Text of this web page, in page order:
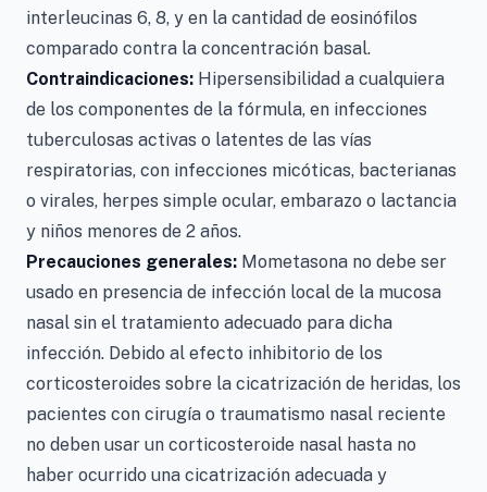
interleucinas 6, 8, y en la cantidad de eosinófilos
comparado contra la concentración basal.
Contraindicaciones: Hipersensibilidad a cualquiera
de los componentes de la fórmula, en infecciones
tuberculosas activas o latentes de las vías
respiratorias, con infecciones micóticas, bacterianas
o virales, herpes simple ocular, embarazo o lactancia
y niños menores de 2 años.
Precauciones generales: Mometasona no debe ser
usado en presencia de infección local de la mucosa
nasal sin el tratamiento adecuado para dicha
infección. Debido al efecto inhibitorio de los
corticosteroides sobre la cicatrización de heridas, los
pacientes con cirugía o traumatismo nasal reciente
no deben usar un corticosteroide nasal hasta no
haber ocurrido una cicatrización adecuada y